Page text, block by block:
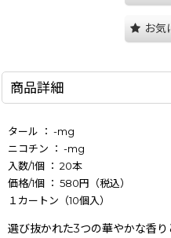
お気
商品詳細
タール ： -mg
ニコチン ： -mg
入数/1個 ： 20本
価格/1個 ： 580円（税込）
１カートン（10個入）
選び抜かれた3つの華やかな香